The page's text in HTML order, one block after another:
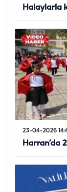
Halaylarla
23-04-2026
Harran’da